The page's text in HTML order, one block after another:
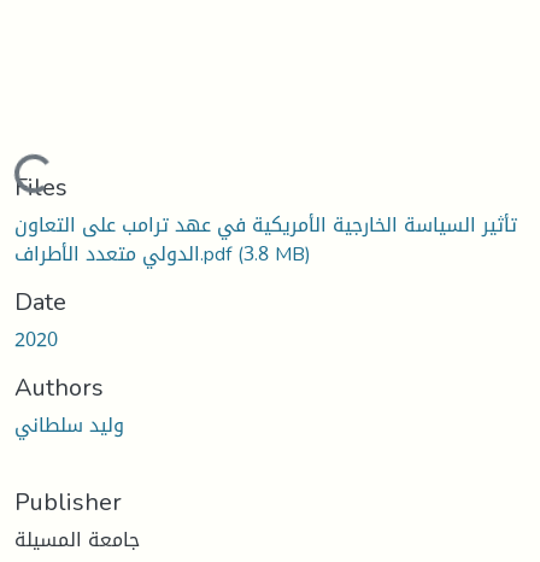
Loading...
Files
تأثير السياسة الخارجية الأمريكية في عهد ترامب على التعاون
الدولي متعدد الأطراف.pdf(3.8 MB)
Date
2020
Authors
وليد سلطاني
Publisher
جامعة المسيلة